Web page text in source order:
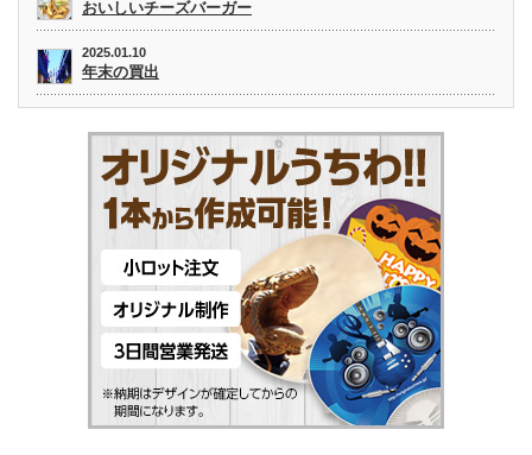
おいしいチーズバーガー
2025.01.10
年末の買出